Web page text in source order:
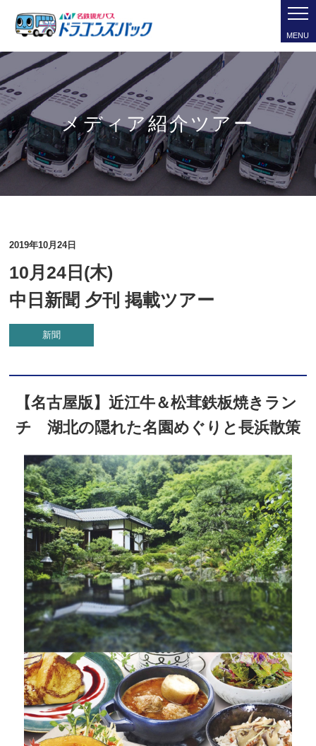
MENU
メディア紹介ツアー
2019年10月24日
10月24日(木)
中日新聞 夕刊 掲載ツアー
新聞
【名古屋版】近江牛＆松茸鉄板焼きラン
チ 湖北の隠れた名園めぐりと長浜散策